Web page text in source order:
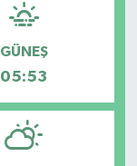
GÜNEŞ
05:53